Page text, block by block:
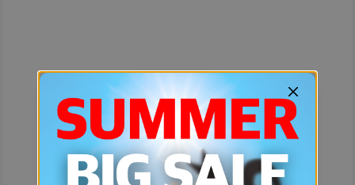
예상치 못한 에러입니다.